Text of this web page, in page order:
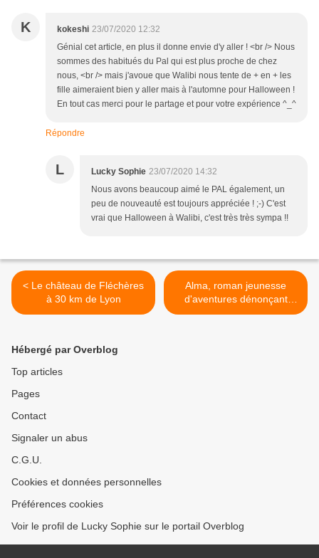
K kokeshi 23/07/2020 12:32
Génial cet article, en plus il donne envie d'y aller ! <br /> Nous
sommes des habitués du Pal qui est plus proche de chez
nous, <br /> mais j'avoue que Walibi nous tente de + en + les
fille aimeraient bien y aller mais à l'automne pour Halloween !
En tout cas merci pour le partage et pour votre expérience ^_^
Répondre
L Lucky Sophie 23/07/2020 14:32
Nous avons beaucoup aimé le PAL également, un
peu de nouveauté est toujours appréciée ! ;-) C'est
vrai que Halloween à Walibi, c'est très très sympa !!
< Le château de Fléchères
à 30 km de Lyon
Alma, roman jeunesse
d'aventures dénonçant
l'esclavage >
Hébergé par Overblog
Top articles
Pages
Contact
Signaler un abus
C.G.U.
Cookies et données personnelles
Préférences cookies
Voir le profil de Lucky Sophie sur le portail Overblog